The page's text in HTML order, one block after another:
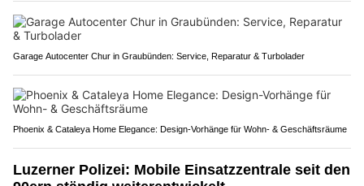
Garage Autocenter Chur in Graubünden: Service, Reparatur & Turbolader
Phoenix & Cataleya Home Elegance: Design-Vorhänge für Wohn- & Geschäftsräume
Luzerner Polizei: Mobile Einsatzzentrale seit den